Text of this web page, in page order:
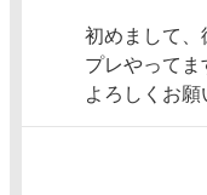
初めまして、
プレやってま
よろしくお願